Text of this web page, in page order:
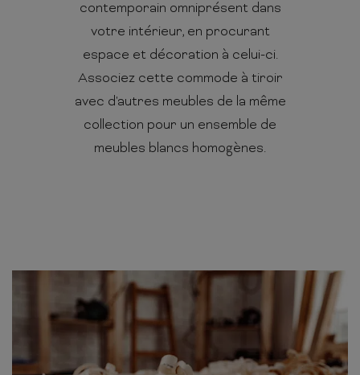
contemporain omniprésent dans
votre intérieur, en procurant
espace et décoration à celui-ci.
Associez cette commode à tiroir
avec d'autres meubles de la même
collection pour un ensemble de
meubles blancs homogènes.